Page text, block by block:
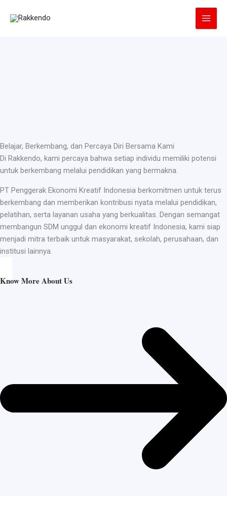
Belajar, Berkembang, dan Percaya Diri Bersama Kami
Di Rakkendo, kami percaya bahwa setiap individu memiliki potensi
untuk berkembang melalui pendidikan yang bermakna.
PT Penggerak Ekonomi Kreatif Indonesia berkomitmen untuk terus
berkembang dan memberikan kontribusi nyata melalui pendidikan,
pelatihan, serta layanan usaha yang berkualitas. Dengan semangat
membangun SDM unggul dan ekonomi kreatif Indonesia, kami siap
menjadi mitra terbaik untuk masyarakat, sekolah, perusahaan, dan
institusi lainnya.
Know More About Us